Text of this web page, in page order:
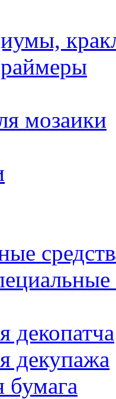
мозаики
декопатча
декупажа
бумага